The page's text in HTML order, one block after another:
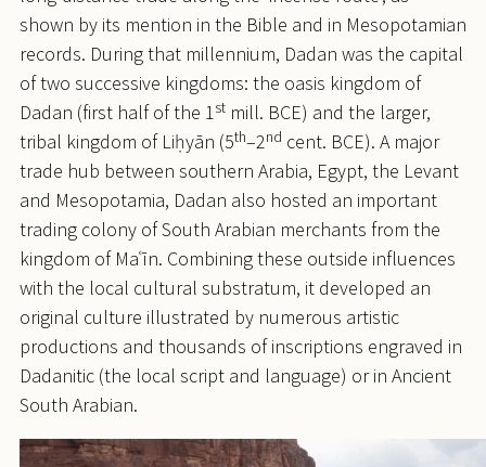
shown by its mention in the Bible and in Mesopotamian
records. During that millennium, Dadan was the capital
of two successive kingdoms: the oasis kingdom of
Dadan (first half of the 1st mill. BCE) and the larger,
tribal kingdom of Liḥyān (5th–2nd cent. BCE). A major
trade hub between southern Arabia, Egypt, the Levant
and Mesopotamia, Dadan also hosted an important
trading colony of South Arabian merchants from the
kingdom of Maʿīn. Combining these outside influences
with the local cultural substratum, it developed an
original culture illustrated by numerous artistic
productions and thousands of inscriptions engraved in
Dadanitic (the local script and language) or in Ancient
South Arabian.